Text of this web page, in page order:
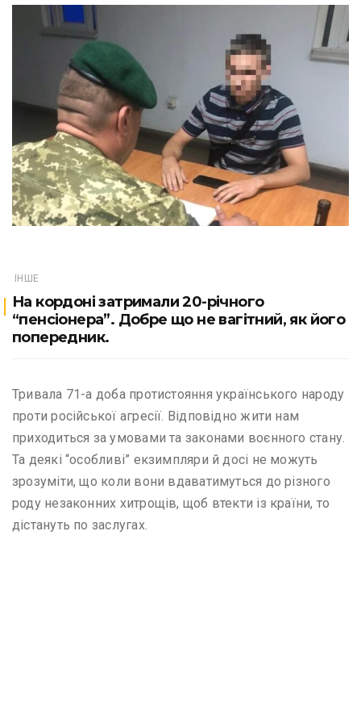
ІНШЕ
На кордоні затримали 20-річного
“пенсіонера”. Добре що не вагітний, як його
попередник.
Тривала 71-а доба протистояння українського народу
проти російської агресії. Відповідно жити нам
приходиться за умовами та законами воєнного стану.
Та деякі “особливі” екзимпляри й досі не можуть
зрозуміти, що коли вони вдаватимуться до різного
роду незаконних хитрощів, щоб втекти із країни, то
дістануть по заслугах.